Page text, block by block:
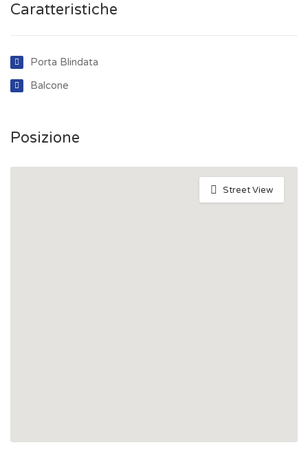
Caratteristiche
Porta Blindata
Balcone
Posizione
Street View